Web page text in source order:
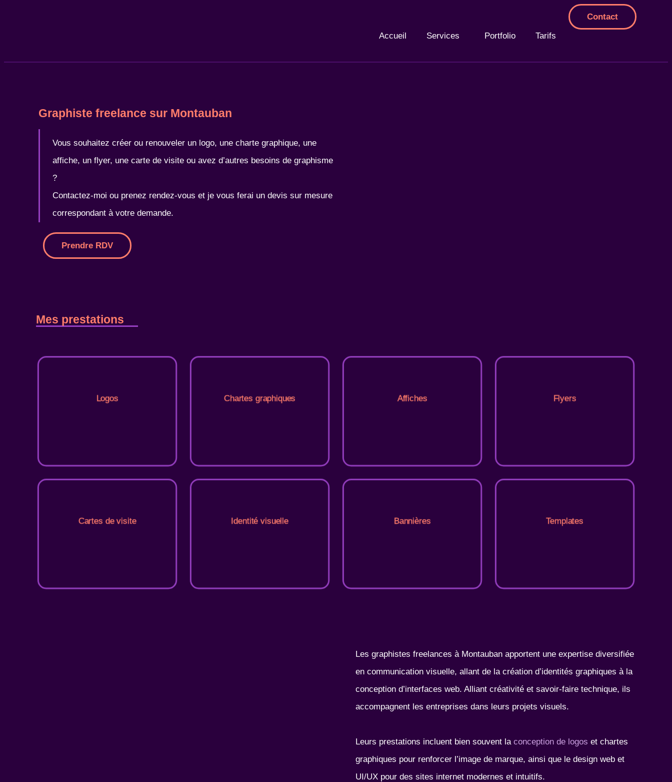
Accueil Services Portfolio Tarifs
Contact
Graphiste freelance sur Montauban
Vous souhaitez créer ou renouveler un logo, une charte graphique, une
affiche, un flyer, une carte de visite ou avez d’autres besoins de graphisme
?
Contactez-moi ou prenez rendez-vous et je vous ferai un devis sur mesure
correspondant à votre demande.
Prendre RDV
Mes prestations
Logos Chartes graphiques Affiches Flyers
Cartes de visite Identité visuelle Bannières Templates
Les graphistes freelances à Montauban apportent une expertise diversifiée
en communication visuelle, allant de la création d’identités graphiques à la
conception d’interfaces web. Alliant créativité et savoir-faire technique, ils
accompagnent les entreprises dans leurs projets visuels.
Leurs prestations incluent bien souvent la conception de logos et chartes
graphiques pour renforcer l’image de marque, ainsi que le design web et
UI/UX pour des sites internet modernes et intuitifs.